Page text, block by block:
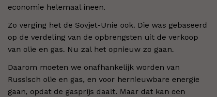
economie helemaal ineen.
Zo verging het de Sovjet-Unie ook. Die was gebaseerd
op de verdeling van de opbrengsten uit de verkoop
van olie en gas. Nu zal het opnieuw zo gaan.
Daarom moeten we onafhankelijk worden van
Russisch olie en gas, en voor hernieuwbare energie
gaan, opdat de gasprijs daalt. Maar dat kan een